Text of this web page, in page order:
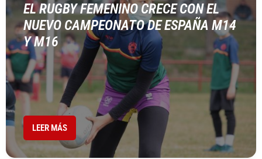
EL RUGBY FEMENINO CRECE CON EL
NUEVO CAMPEONATO DE ESPAÑA M14
Y M16
LEER MÁS